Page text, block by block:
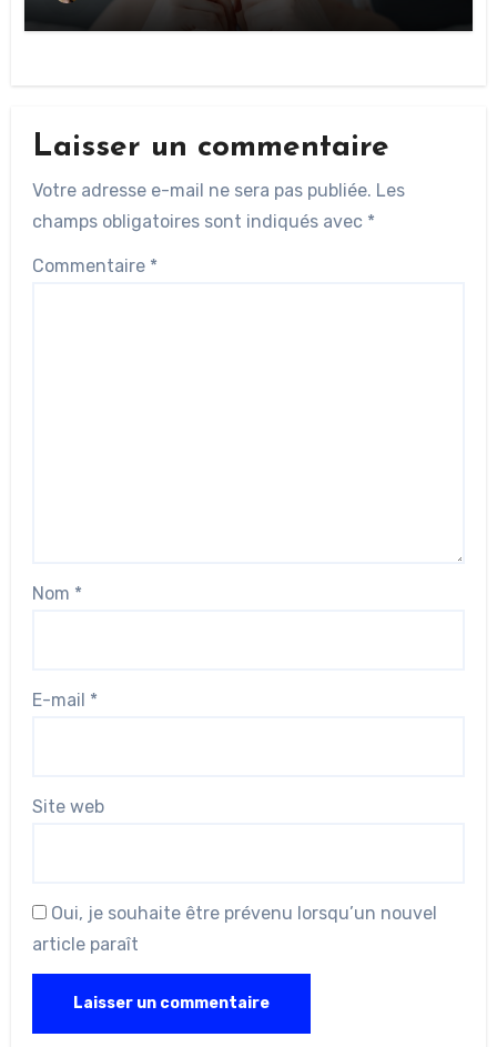
Laisser un commentaire
Votre adresse e-mail ne sera pas publiée. Les
champs obligatoires sont indiqués avec *
Commentaire *
Nom *
E-mail *
Site web
Oui, je souhaite être prévenu lorsqu’un nouvel
article paraît